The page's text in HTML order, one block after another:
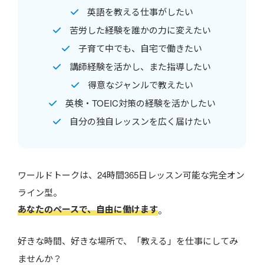
英語を教える仕事がしたい
苦労した経験を誰かの力に変えたい
子育て中でも、自宅で働きたい
講師経験を活かし、また指導したい
得意なジャンルで教えたい
英検・TOEIC対策の経験を活かしたい
自分の独自レッスンを広く届けたい
ワールドトークは、24時間365日レッスン可能な完全オン
ライン型。
あなたのペースで、自由に働けます。
好きな時間、好きな場所で、「教える」を仕事にしてみ
ませんか？